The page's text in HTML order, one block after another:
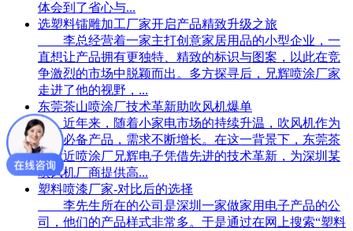
体会到了省心与...
选塑料镭雕加工厂家开启产品精致升级之旅
李总经营着一家主打创意家居用品的小型企业，一
直想让产品拥有更独特、精致的标识与图案，以此在竞
争激烈的市场中脱颖而出。多方探寻后，兄辉喷涂厂家
走进了他的视野，...
东莞茶山喷涂厂技术革新助吹风机爆单
近年来，随着小家电市场的持续升温，吹风机作为
日常必备产品，需求不断增长。在这一背景下，东莞茶
山附近喷涂厂兄辉电子凭借先进的技术革新，为深圳某
吹风机厂商提供高...
塑料喷漆厂家-对比后的选择
李先生所在的公司是深圳一家做家用电子产品的公
司，他们的产品样式非常多。于是通过在网上搜索“塑料